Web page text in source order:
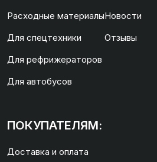
Расходные материалы
Для спецтехники
Для рефрижераторов
Для автобусов
Новости
Отзывы
ПОКУПАТЕЛЯМ:
Доставка и оплата